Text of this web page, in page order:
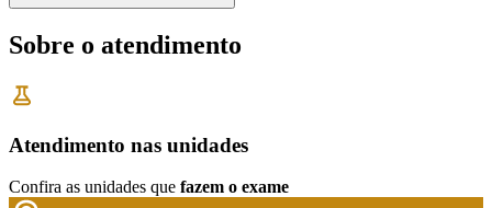
Sobre o atendimento
Atendimento nas unidades
Confira as unidades que fazem o exame